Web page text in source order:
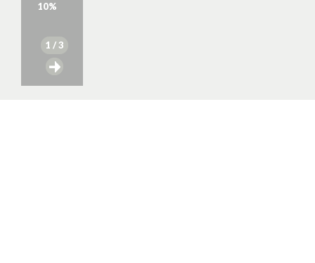
10%
1 / 3